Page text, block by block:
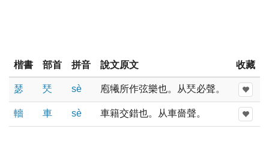
楷書 部首 拼音 說文原文 收藏
瑟 珡 sè 庖犧所作弦樂也。从珡必聲。
轖 車 sè 車籍交錯也。从車嗇聲。